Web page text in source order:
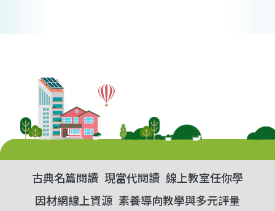
古典名篇閱讀 現當代閱讀 線上教室任你學
因材網線上資源 素養導向教學與多元評量